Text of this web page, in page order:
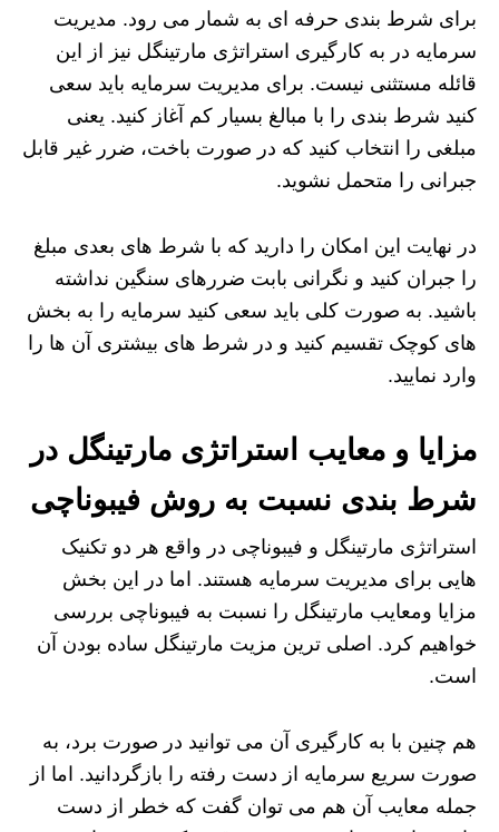
برای شرط بندی حرفه ای به شمار می رود. مدیریت
سرمایه در به کارگیری استراتژی مارتینگل نیز از این
قائله مستثنی نیست. برای مدیریت سرمایه باید سعی
کنید شرط بندی را با مبالغ بسیار کم آغاز کنید. یعنی
مبلغی را انتخاب کنید که در صورت باخت، ضرر غیر قابل
جبرانی را متحمل نشوید.
در نهایت این امکان را دارید که با شرط های بعدی مبلغ
را جبران کنید و نگرانی بابت ضررهای سنگین نداشته
باشید. به صورت کلی باید سعی کنید سرمایه را به بخش
های کوچک تقسیم کنید و در شرط های بیشتری آن ها را
وارد نمایید.
مزایا و معایب استراتژی مارتینگل در
شرط بندی نسبت به روش فیبوناچی
استراتژی مارتینگل و فیبوناچی در واقع هر دو تکنیک
هایی برای مدیریت سرمایه هستند. اما در این بخش
مزایا ومعایب مارتینگل را نسبت به فیبوناچی بررسی
خواهیم کرد. اصلی ترین مزیت مارتینگل ساده بودن آن
است.
هم چنین با به کارگیری آن می توانید در صورت برد، به
صورت سریع سرمایه از دست رفته را بازگردانید. اما از
جمله معایب آن هم می توان گفت که خطر از دست